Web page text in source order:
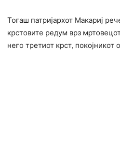
Тогаш патријархот Макариј
крстовите редум врз
него третиот крст, покојникот